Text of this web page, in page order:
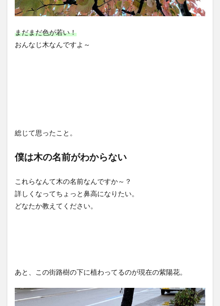
まだまだ色が若い！
おんなじ木なんですよ～
総じて思ったこと。
僕は木の名前がわからない
これらなんて木の名前なんですか～？
詳しくなってちょっと鼻高になりたい。
どなたか教えてください。
あと、この街路樹の下に植わってるのが現在の紫陽花。